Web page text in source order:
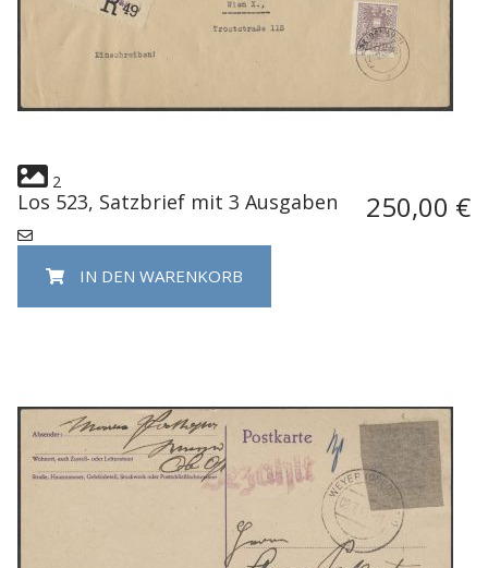
2
Los 523, Satzbrief mit 3 Ausgaben 250,00 €
IN DEN WARENKORB